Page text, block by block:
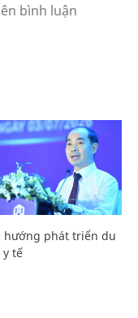
hướng phát triển du
y tế